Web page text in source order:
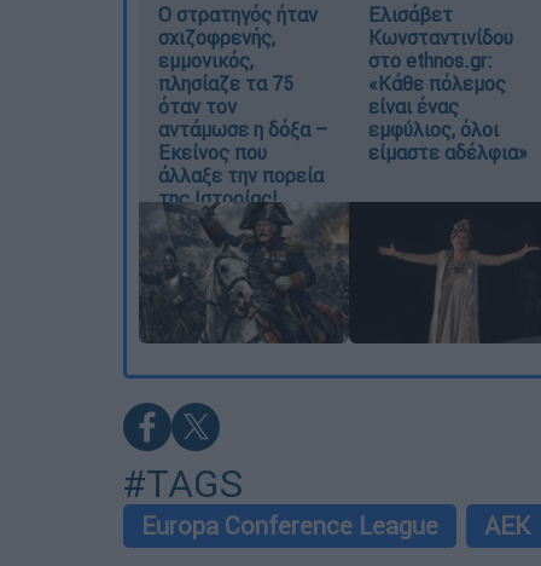
O στρατηγός ήταν
σχιζοφρενής,
εμμονικός,
πλησίαζε τα 75
όταν τον
αντάμωσε η δόξα –
Εκείνος που
άλλαξε την πορεία
της Ιστορίας!
Ελισάβετ
Κωνσταντινίδου
στο ethnos.gr:
«Κάθε πόλεμος
είναι ένας
εμφύλιος, όλοι
είμαστε αδέλφια»
#TAGS
Europa Conference League ΑΕΚ